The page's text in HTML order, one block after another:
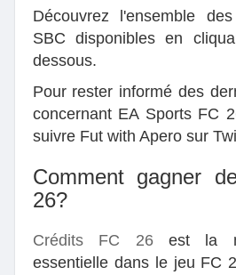
Découvrez l'ensemble
SBC disponibles en
dessous.
Pour rester informé des
concernant EA Sports FC
suivre Fut with Apero sur
Comment gagner
26?
Crédits FC 26est la
essentielle dans le jeu FC